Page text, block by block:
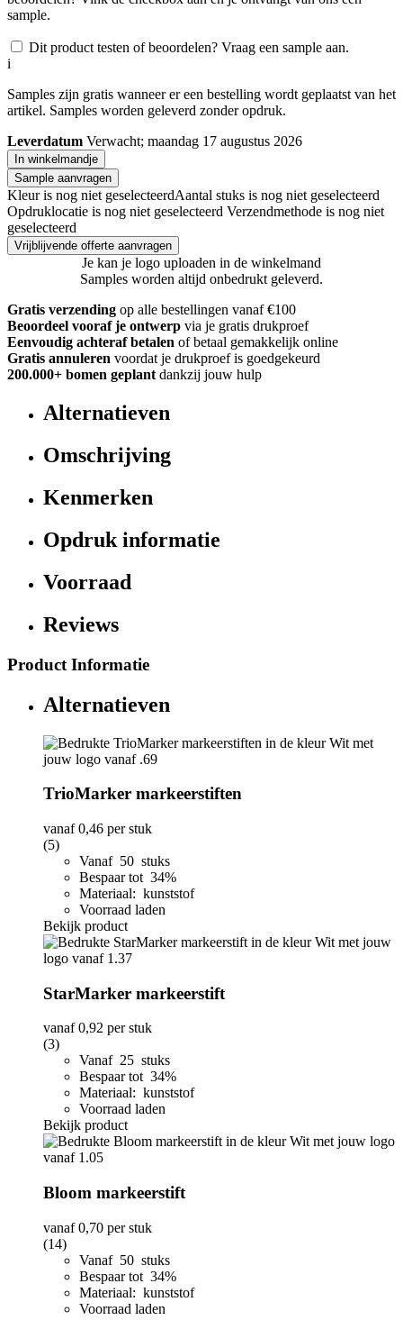
sample.
Dit product testen of beoordelen? Vraag een sample aan.
i
Samples zijn gratis wanneer er een bestelling wordt geplaatst van het
artikel. Samples worden geleverd zonder opdruk.
Leverdatum Verwacht; maandag 17 augustus 2026
In winkelmandje
Sample aanvragen
Kleur is nog niet geselecteerdAantal stuks is nog niet geselecteerd
Opdruklocatie is nog niet geselecteerd Verzendmethode is nog niet
geselecteerd
Vrijblijvende offerte aanvragen
Je kan je logo uploaden in de winkelmand
Samples worden altijd onbedrukt geleverd.
Gratis verzending op alle bestellingen vanaf €100
Beoordeel vooraf je ontwerp via je gratis drukproef
Eenvoudig achteraf betalen of betaal gemakkelijk online
Gratis annuleren voordat je drukproef is goedgekeurd
200.000+ bomen geplant dankzij jouw hulp
Alternatieven
Omschrijving
Kenmerken
Opdruk informatie
Voorraad
Reviews
Product Informatie
Alternatieven
TrioMarker markeerstiften
vanaf0,46 per stuk
(5)
Vanaf 50 stuks
Bespaar tot 34%
Materiaal: kunststof
Voorraad laden
Bekijk product
StarMarker markeerstift
vanaf0,92 per stuk
(3)
Vanaf 25 stuks
Bespaar tot 34%
Materiaal: kunststof
Voorraad laden
Bekijk product
Bloom markeerstift
vanaf0,70 per stuk
(14)
Vanaf 50 stuks
Bespaar tot 34%
Materiaal: kunststof
Voorraad laden